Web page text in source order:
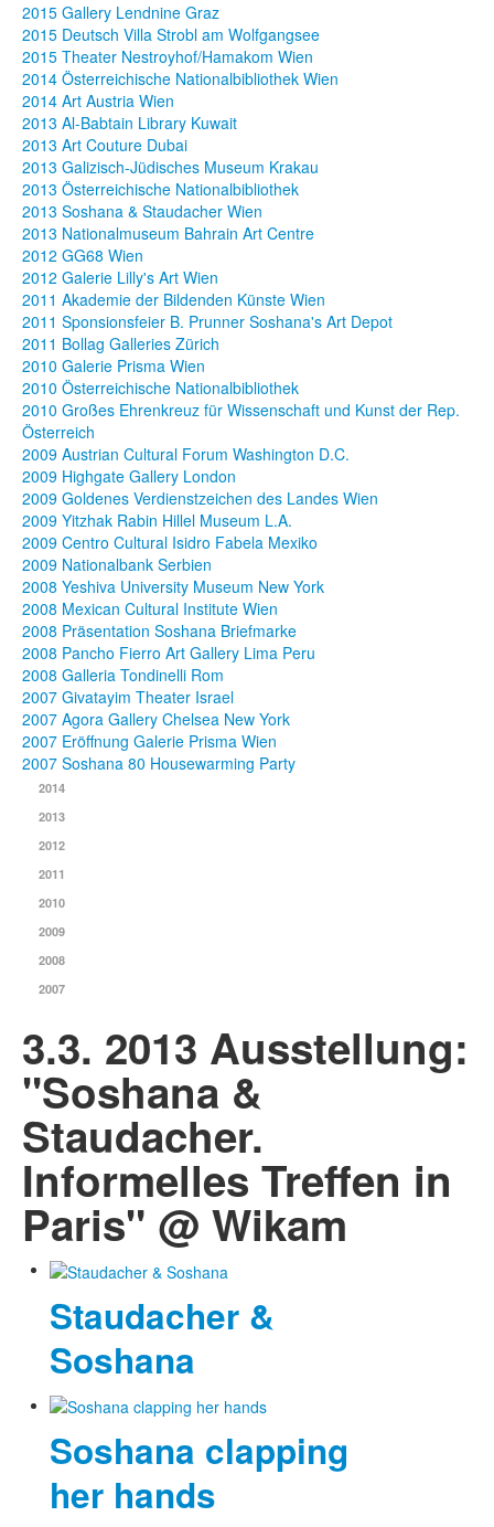
2015 Gallery Lendnine Graz
2015 Deutsch Villa Strobl am Wolfgangsee
2015 Theater Nestroyhof/Hamakom Wien
2014 Österreichische Nationalbibliothek Wien
2014 Art Austria Wien
2013 Al-Babtain Library Kuwait
2013 Art Couture Dubai
2013 Galizisch-Jüdisches Museum Krakau
2013 Österreichische Nationalbibliothek
2013 Soshana & Staudacher Wien
2013 Nationalmuseum Bahrain Art Centre
2012 GG68 Wien
2012 Galerie Lilly's Art Wien
2011 Akademie der Bildenden Künste Wien
2011 Sponsionsfeier B. Prunner Soshana's Art Depot
2011 Bollag Galleries Zürich
2010 Galerie Prisma Wien
2010 Österreichische Nationalbibliothek
2010 Großes Ehrenkreuz für Wissenschaft und Kunst der Rep.
Österreich
2009 Austrian Cultural Forum Washington D.C.
2009 Highgate Gallery London
2009 Goldenes Verdienstzeichen des Landes Wien
2009 Yitzhak Rabin Hillel Museum L.A.
2009 Centro Cultural Isidro Fabela Mexiko
2009 Nationalbank Serbien
2008 Yeshiva University Museum New York
2008 Mexican Cultural Institute Wien
2008 Präsentation Soshana Briefmarke
2008 Pancho Fierro Art Gallery Lima Peru
2008 Galleria Tondinelli Rom
2007 Givatayim Theater Israel
2007 Agora Gallery Chelsea New York
2007 Eröffnung Galerie Prisma Wien
2007 Soshana 80 Housewarming Party
2014
2013
2012
2011
2010
2009
2008
2007
3.3. 2013 Ausstellung:
"Soshana &
Staudacher.
Informelles Treffen in
Paris" @ Wikam
Staudacher &
Soshana
Soshana clapping
her hands